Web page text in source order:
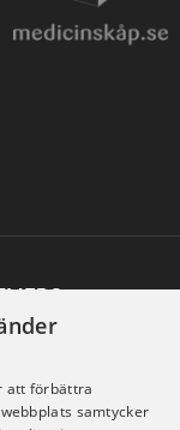
att förbättra
samtycker